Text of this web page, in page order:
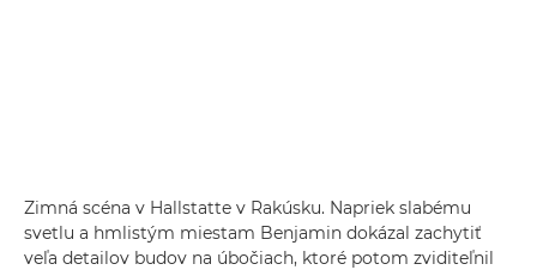
Zimná scéna v Hallstatte v Rakúsku. Napriek slabému
svetlu a hmlistým miestam Benjamin dokázal zachytiť
veľa detailov budov na úbočiach, ktoré potom zviditeľnil